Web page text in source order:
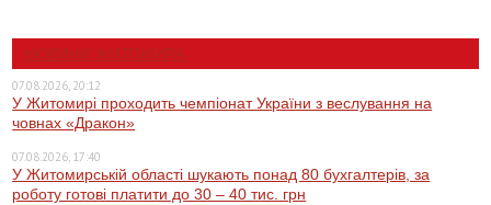
НОВИНИ ЖИТОМИРА
07.08.2026, 20:12
У Житомирі проходить чемпіонат України з веслування на
човнах «Дракон»
07.08.2026, 17:40
У Житомирській області шукають понад 80 бухгалтерів, за
роботу готові платити до 30 – 40 тис. грн